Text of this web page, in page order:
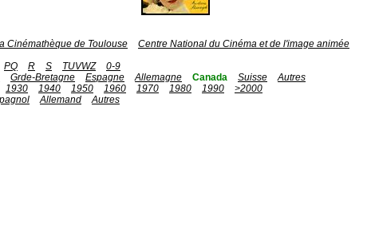
Cinémathèque de Toulouse
Centre National du Cinéma et de l'image animée
PQ R S TUVWZ
0-9
Grde-Bretagne Espagne Allemagne Canada Suisse
Autres
1930 1940 1950 1960 1970 1980 1990
>2000
Allemand
Autres